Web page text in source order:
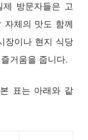
방문자들은 고
자체의 맛도 함께
장이나 현지 식당
거움을 줍니다.
표는 아래와 같